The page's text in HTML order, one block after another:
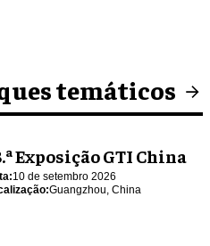
temáticos
Exposição GTI China
10 de setembro 2026
Guangzhou, China